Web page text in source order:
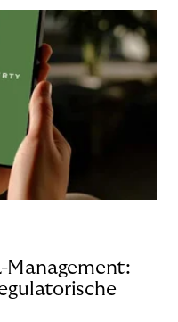
Management: